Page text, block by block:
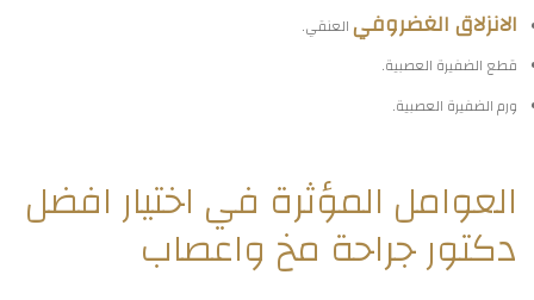
الانزلاق الغضروفيالعنقي.
قطع الضفيرة العصبية.
ورم الضفيرة العصبية.
العوامل المؤثرة في اختيار افضل
دكتور جراحة مخ واعصاب